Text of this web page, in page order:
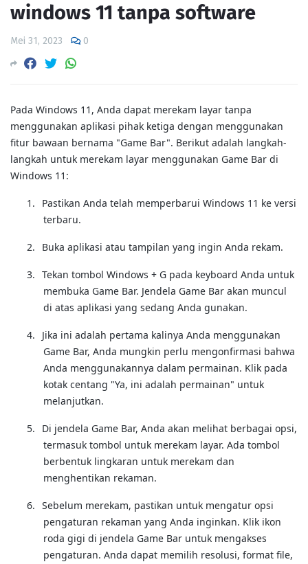
windows 11 tanpa software
Mei 31, 2023 0
Pada Windows 11, Anda dapat merekam layar tanpa
menggunakan aplikasi pihak ketiga dengan menggunakan
fitur bawaan bernama "Game Bar". Berikut adalah langkah-
langkah untuk merekam layar menggunakan Game Bar di
Windows 11:
1.
Pastikan Anda telah memperbarui Windows 11 ke versi
terbaru.
2. Buka aplikasi atau tampilan yang ingin Anda rekam.
3. Tekan tombol Windows + G pada keyboard Anda untuk
membuka Game Bar. Jendela Game Bar akan muncul
di atas aplikasi yang sedang Anda gunakan.
4.
Jika ini adalah pertama kalinya Anda menggunakan
Game Bar, Anda mungkin perlu mengonfirmasi bahwa
Anda menggunakannya dalam permainan. Klik pada
kotak centang "Ya, ini adalah permainan" untuk
melanjutkan.
5.
Di jendela Game Bar, Anda akan melihat berbagai opsi,
termasuk tombol untuk merekam layar. Ada tombol
berbentuk lingkaran untuk merekam dan
menghentikan rekaman.
6. Sebelum merekam, pastikan untuk mengatur opsi
pengaturan rekaman yang Anda inginkan. Klik ikon
roda gigi di jendela Game Bar untuk mengakses
pengaturan. Anda dapat memilih resolusi, format file,